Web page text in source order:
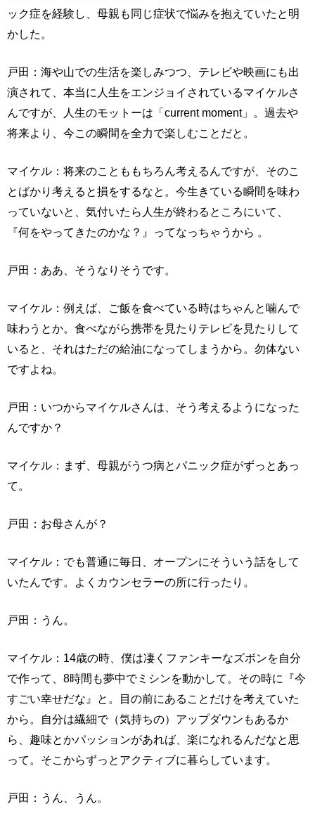
ック症を経験し、母親も同じ症状で悩みを抱えていたと明
かした。
戸田：海や山での生活を楽しみつつ、テレビや映画にも出
演されて、本当に人生をエンジョイされているマイケルさ
んですが、人生のモットーは「current moment」。過去や
将来より、今この瞬間を全力で楽しむことだと。
マイケル：将来のことももちろん考えるんですが、そのこ
とばかり考えると損をするなと。今生きている瞬間を味わ
っていないと、気付いたら人生が終わるところにいて、
『何をやってきたのかな？』ってなっちゃうから 。
戸田：ああ、そうなりそうです。
マイケル：例えば、ご飯を食べている時はちゃんと噛んで
味わうとか。食べながら携帯を見たりテレビを見たりして
いると、それはただの給油になってしまうから。勿体ない
ですよね。
戸田：いつからマイケルさんは、そう考えるようになった
んですか？
マイケル：まず、母親がうつ病とパニック症がずっとあっ
て。
戸田：お母さんが？
マイケル：でも普通に毎日、オープンにそういう話をして
いたんです。よくカウンセラーの所に行ったり。
戸田：うん。
マイケル：14歳の時、僕は凄くファンキーなズボンを自分
で作って、8時間も夢中でミシンを動かして。その時に『今
すごい幸せだな』と。目の前にあることだけを考えていた
から。自分は繊細で（気持ちの）アップダウンもあるか
ら、趣味とかパッションがあれば、楽になれるんだなと思
って。そこからずっとアクティブに暮らしています。
戸田：うん、うん。